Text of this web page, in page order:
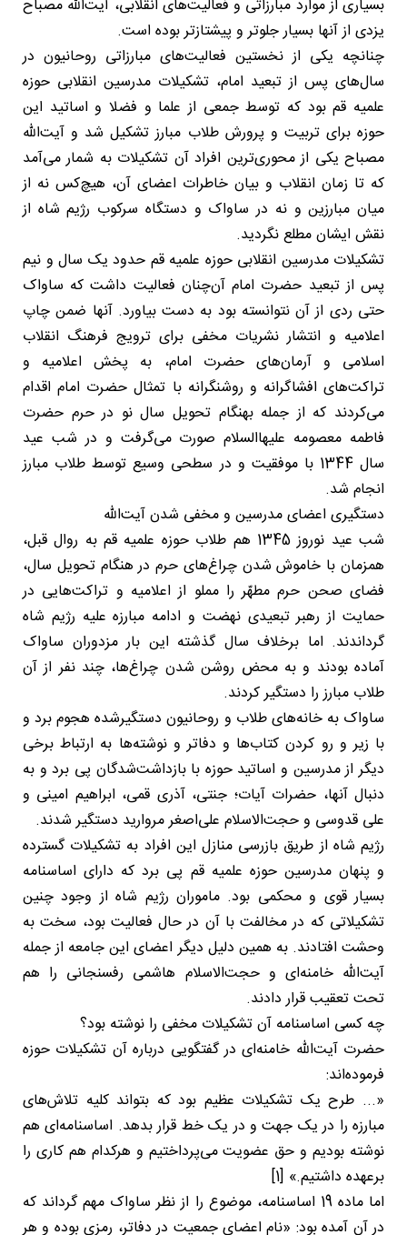
بسیاری از موارد مبارزاتی و فعالیت‌های انقلابی، آیت‌الله مصباح
یزدی از آنها بسیار جلوتر و پیشتازتر بوده است.
چنانچه یکی از نخستین فعالیت‌های مبارزاتی روحانیون در
سال‌های پس از تبعید امام، تشکیلات مدرسین انقلابی حوزه
علمیه قم بود که توسط جمعی از علما و فضلا و اساتید این
حوزه برای تربیت و پرورش طلاب مبارز تشکیل شد و آیت‌الله
مصباح یکی از محوری‌ترین افراد آن تشکیلات به شمار می‌آمد
که تا زمان انقلاب و بیان خاطرات اعضای آن، هیچ‌کس نه از
میان مبارزین و نه در ساواک و دستگاه سرکوب رژیم شاه از
نقش ایشان مطلع نگردید.
تشکیلات مدرسین انقلابی حوزه علمیه قم حدود یک سال و نیم
پس از تبعید حضرت امام آن‌چنان فعالیت داشت که ساواک
حتی ردی از آن نتوانسته بود به دست بیاورد. آنها ضمن چاپ
اعلامیه و انتشار نشریات مخفی برای ترویج فرهنگ انقلاب
اسلامی و آرمان‌های حضرت امام، به پخش اعلامیه و
تراکت‌های افشاگرانه و روشنگرانه با تمثال حضرت امام اقدام
می‌کردند که از جمله بهنگام تحویل سال نو در حرم حضرت
فاطمه معصومه علیهاالسلام صورت می‌گرفت و در شب عید
سال 1344 با موفقیت و در سطحی وسیع توسط طلاب مبارز
انجام شد.
دستگیری اعضای مدرسین و مخفی شدن آیت‌الله
شب عید نوروز 1345 هم طلاب حوزه علمیه قم به روال قبل،
همزمان با خاموش شدن چراغ‌های حرم در هنگام تحویل سال،
فضای صحن حرم مطهّر را مملو از اعلامیه و تراکت‌هایی در
حمایت از رهبر تبعیدی نهضت و ادامه مبارزه علیه رژیم شاه
گرداندند. اما برخلاف سال گذشته این بار مزدوران ساواک
آماده بودند و به محض روشن شدن چراغ‌ها، چند نفر از آن
طلاب مبارز را دستگیر کردند.
ساواک به خانه‌های طلاب و روحانیون دستگیرشده هجوم برد و
با زیر و رو کردن کتاب‌ها و دفاتر و نوشته‌ها به ارتباط برخی
دیگر از مدرسین و اساتید حوزه با بازداشت‌شدگان پی برد و به
دنبال آنها، حضرات آیات؛ جنتی، آذری قمی، ابراهیم امینی و
علی قدوسی و حجت‌الاسلام علی‌اصغر مروارید دستگیر شدند.
رژیم شاه از طریق بازرسی منازل این افراد به تشکیلات گسترده
و پنهان مدرسین حوزه علمیه قم پی برد که دارای اساسنامه
بسیار قوی و محکمی بود. ماموران رژیم شاه از وجود چنین
تشکیلاتی که در مخالفت با آن در حال فعالیت بود، سخت به
وحشت افتادند. به همین دلیل دیگر اعضای این جامعه از جمله
آیت‌الله خامنه‌ای و حجت‌الاسلام هاشمی رفسنجانی را هم
تحت تعقیب قرار دادند.
چه کسی اساسنامه آن تشکیلات مخفی را نوشته بود؟
حضرت آیت‌الله خامنه‌ای در گفتگویی درباره آن تشکیلات حوزه
فرموده‌اند:
«... طرح یک تشکیلات عظیم بود که بتواند کلیه تلاش‌های
مبارزه را در یک جهت و در یک خط قرار بدهد. اساسنامه‌ای هم
نوشته بودیم و حق عضویت می‌پرداختیم و هرکدام هم کاری را
برعهده داشتیم.» [1]
اما ماده 19 اساسنامه، موضوع را از نظر ساواک مهم گرداند که
در آن آمده بود: «نام اعضای جمعیت در دفاتر، رمزی بوده و هر